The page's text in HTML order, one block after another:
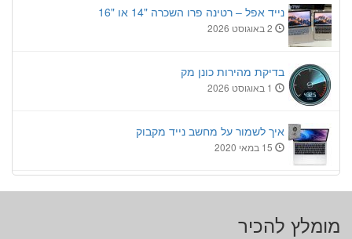
נייד אפל – רטינה פרו השכרה "14 או "16
בדיקת מהירות כונן מק
איך לשמור על מחשב נייד מקבוק
מומלץ להכיר